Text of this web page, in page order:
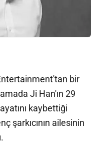
bir
Ji Han'ın 29
kaybettiği
şarkıcının ailesinin